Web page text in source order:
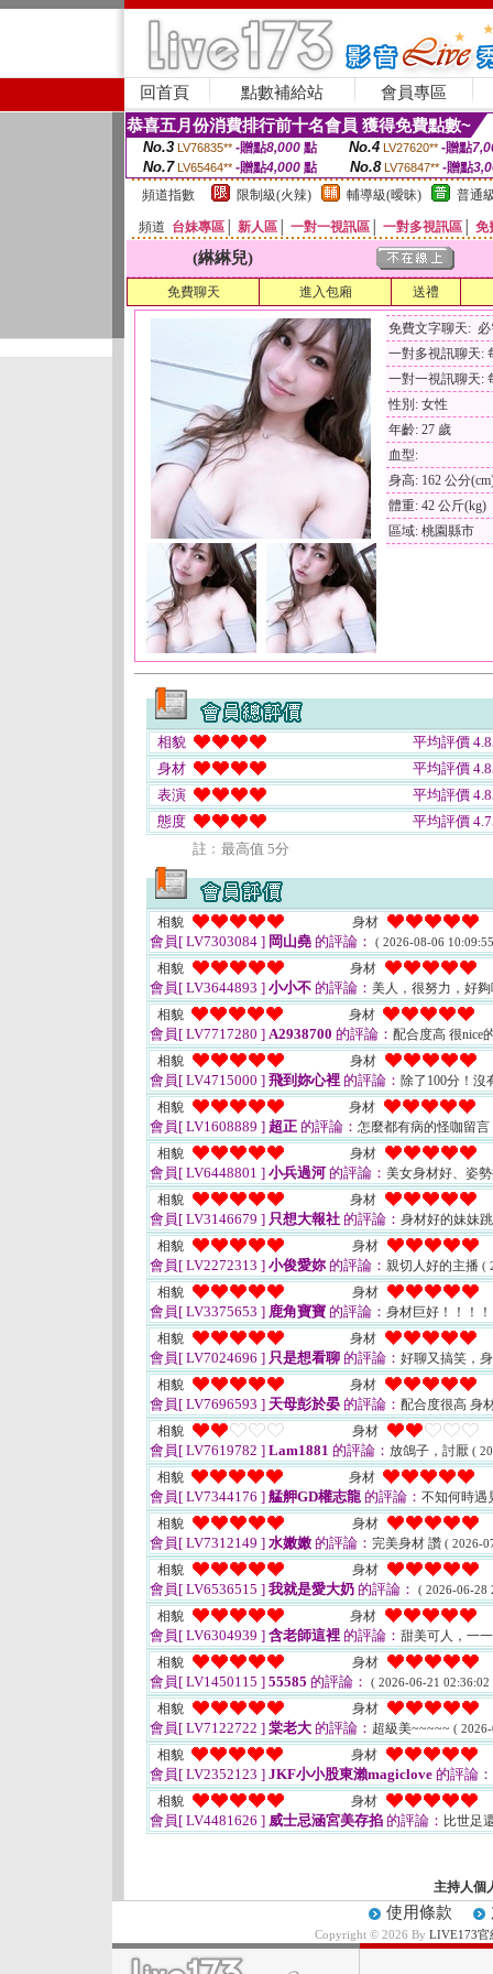
回首頁 點數補給站 會員專區
恭喜五月份消費排行前十名會員 獲得免費點數~
No.3 LV76835** -贈點8,000點 No.4 LV27620** -贈點
No.7 LV65464** -贈點4,000 點 No.8 LV76847** -贈點
頻道指數
限制級(火辣) 輔導級(曖昧) 普通
頻道 台妹專區 新人區 一對一視訊區 一對多視訊區 免
(綝綝兒)
免費聊天 進入包廂 送禮
免費文字聊天:
一對多視訊聊天:
一對一視訊聊天:
性別: 女性
年齡: 27 歲
血型:
身高: 162 公分
體重: 42 公斤(kg)
區域: 桃園縣市
相貌
平均評價
身材
平均評價
表演
平均評價
態度
平均評價
註﹕最高值 5分
相貌 身材
會員[ LV7303084 ] 岡山堯 的評論： ( 2026-08-06
相貌 身材
會員[ LV3644893 ] 小小不 的評論： 美人，很努力，好
相貌
身材
會員[ LV7717280 ] A2938700 的評論： 配合度高 很nice
相貌
身材
會員[ LV4715000 ] 飛到妳心裡 的評論： 除了100分！
相貌
身材
會員[ LV1608889 ] 超正 的評論： 怎麼都有病的怪咖留
相貌
身材
會員[ LV6448801 ] 小兵過河的評論： 美女身材好、姿
相貌
身材
會員[ LV3146679 ] 只想大報社 的評論： 身材好的妹妹
相貌
身材
會員[ LV2272313 ] 小俊愛妳的評論： 親切人好的主播 (
相貌 身材
會員[ LV3375653 ] 鹿角寶寶 的評論： 身材巨好！！！
相貌
身材
會員[ LV7024696 ] 只是想看聊 的評論： 好聊又搞笑，
相貌
身材
會員[ LV7696593 ] 天母彭於晏 的評論： 配合度很高 身
相貌
身材
會員[ LV7619782 ] Lam1881 的評論： 放鴿子，討厭 (
相貌 身材
會員[ LV7344176 ] 艋舺GD權志龍 的評論： 不知何時遇
相貌
身材
會員[ LV7312149 ] 水嫩嫩 的評論： 完美身材 讚 ( 2026-
相貌 身材
會員[ LV6536515 ] 我就是愛大奶 的評論： ( 2026-06-28
相貌 身材
會員[ LV6304939 ] 含老師這裡 的評論： 甜美可人，一
相貌
身材
會員[ LV1450115 ] 55585 的評論： ( 2026-06-21 02:36:02
相貌 身材
會員[ LV7122722 ] 棠老大 的評論： 超級美~~~~~ (
相貌 身材
會員[ LV2352123 ] JKF小小股東瀨magiclove 的評論：
相貌 身材
會員[ LV4481626 ] 威士忌涵宮美存掐 的評論： 比世足
主持人個
使用條款
Copyright © 2026 By LIVE173官